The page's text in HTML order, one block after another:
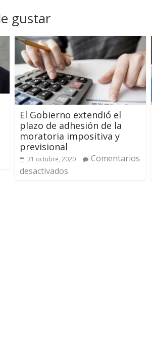
gustar
El Gobierno extendió el
plazo de adhesión de la
moratoria impositiva y
previsional
31 octubre, 2020
Comentarios
desactivados